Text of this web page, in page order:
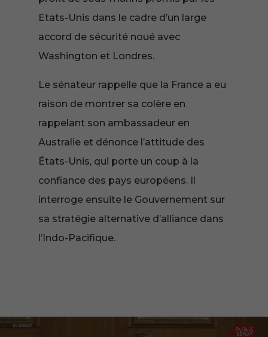
Etats-Unis dans le cadre d’un large
accord de sécurité noué avec
Washington et Londres.
Le sénateur rappelle que la France a eu
raison de montrer sa colère en
rappelant son ambassadeur en
Australie et dénonce l’attitude des
États-Unis, qui porte un coup à la
confiance des pays européens. Il
interroge ensuite le Gouvernement sur
sa stratégie alternative d’alliance dans
l’Indo-Pacifique.